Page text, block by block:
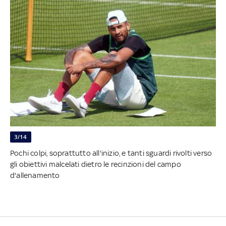
3/14
Pochi colpi, soprattutto all'inizio, e tanti sguardi rivolti verso
gli obiettivi malcelati dietro le recinzioni del campo
d'allenamento